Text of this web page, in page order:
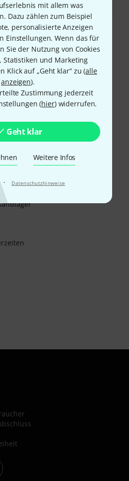
mit allem was
Dazu zählen zum Beispiel
personalisierte Anzeigen
Einstellungen. Wenn das für
Sie der Nutzung von Cookies
Statistiken und Marketing
Klick auf „Geht klar“ zu (alle
anzeigen).
Zustimmung jederzeit
(hier) widerrufen.
Geht klar
Weitere Infos
· Datenschutzhinweise
sicher per Nachnahme,
Pay, Klarna Sofort bezahlen
Kreditkarte.
Garantie